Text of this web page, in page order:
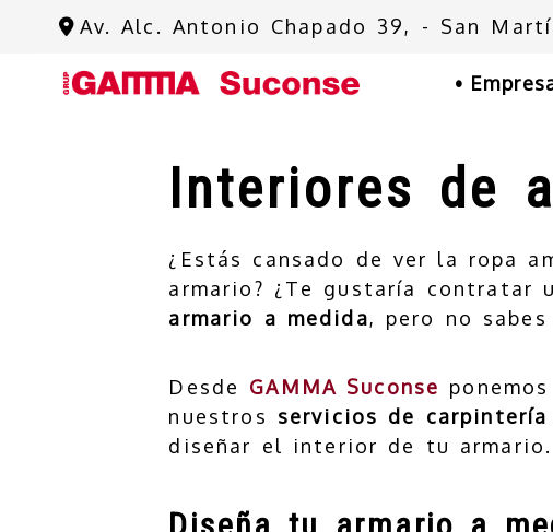
Av. Alc. Antonio Chapado 39, - San
Interiores de
¿Estás cansado de ver la ropa
armario? ¿Te gustaría contratar
armario a medida, pero no
Desde GAMMA Suconse
nuestros servicios de
diseñar el interior de tu armario.